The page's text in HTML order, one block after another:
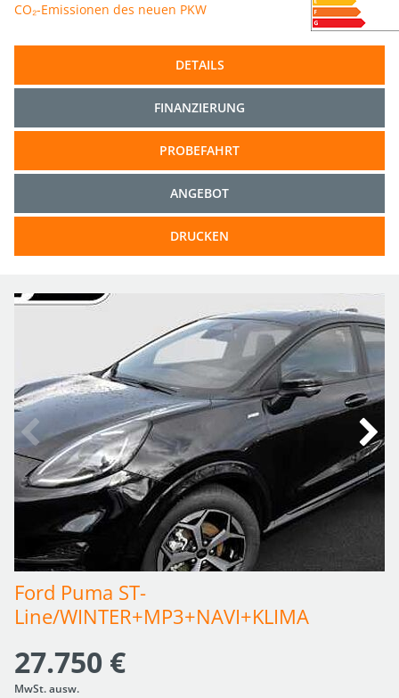
CO₂-Emissionen des neuen PKW
DETAILS
FINANZIERUNG
PROBEFAHRT
ANGEBOT
DRUCKEN
Ford Puma ST-
Line/WINTER+MP3+NAVI+KLIMA
27.750 €
MwSt. ausw.